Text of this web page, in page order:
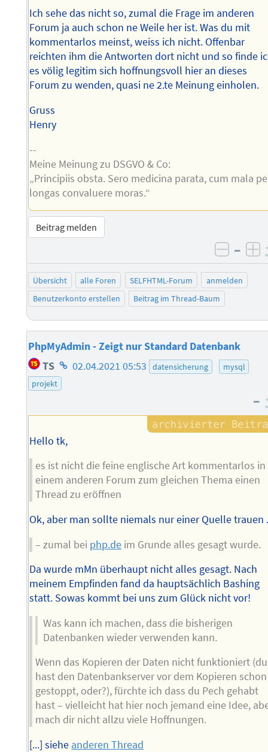
Ich sehe das nicht so, zumal die Frage im anderen
Forum ja auch schon ne Weile her ist. Was du mit
kommentarlos meinst, weiss ich nicht. Offenbar
reichten ihm die Antworten dort nicht und so finde
es völig legitim sich hoffnungsvoll hier an dieses
Forum zu wenden, quasi ne 2.te Meinung einholen.
Gruss
Henry
--
Meine Meinung zu DSGVO & Co:
„Principiis obsta. Sero medicina parata, cum mala
longas convaluere moras.“
Beitrag melden
–
Übersicht alle Foren SELFHTML-Forum
anmelden
Benutzerkonto erstellen
Beitrag im Thread-Baum
PhpMyAdmin - Zeigt nur Standard Datenbank
TS Homepage
des
02.04.2021 05:53 datensicherung
mysql
projekt
–
Hello tk,
es ist nicht die feine englische Art kommentarlos in
einem anderen Forum zum gleichen Thema einen
Thread zu eröffnen
Ok, aber man sollte niemals nur einer Quelle trauen
– zumal bei php.de im Grunde alles gesagt wurde.
Da wurde mMn überhaupt nicht alles gesagt. Nach
meinem Empfinden fand da hauptsächlich Bashing
statt. Sowas kommt bei uns zum Glück nicht vor!
Was kann ich machen, dass die bisherigen
Datenbanken wieder verwenden kann.
Wenn das Kopieren der Daten nicht funktioniert (du
hast den Datenbankserver vor dem Kopieren schon
gestoppt, oder?), fürchte ich dass du Pech gehabt
hast – vielleicht hat hier noch jemand eine Idee,
mach dir nicht allzu viele Hoffnungen.
[...] siehe anderen Thread